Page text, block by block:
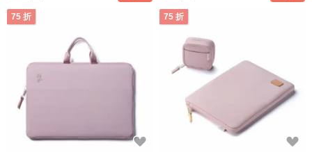
75 折 75 折